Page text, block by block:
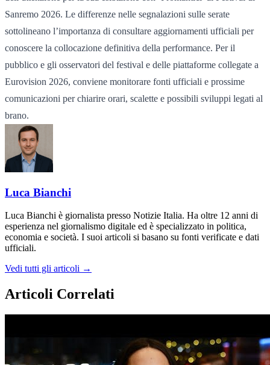
Sanremo 2026. Le differenze nelle segnalazioni sulle serate
sottolineano l’importanza di consultare aggiornamenti ufficiali per
conoscere la collocazione definitiva della performance. Per il
pubblico e gli osservatori del festival e delle piattaforme collegate a
Eurovision 2026, conviene monitorare fonti ufficiali e prossime
comunicazioni per chiarire orari, scalette e possibili sviluppi legati al
brano.
Luca Bianchi
Luca Bianchi è giornalista presso Notizie Italia. Ha oltre 12 anni di
esperienza nel giornalismo digitale ed è specializzato in politica,
economia e società. I suoi articoli si basano su fonti verificate e dati
ufficiali.
Vedi tutti gli articoli →
Articoli Correlati